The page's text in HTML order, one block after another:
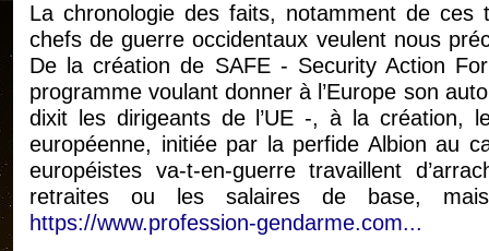
La chronologie des faits, notamment de ces
chefs de guerre occidentaux veulent nous
De la création de SAFE - Security Action
programme voulant donner à l’Europe son
dixit les dirigeants de l’UE -, à la création,
européenne, initiée par la perfide Albion au
européistes va-t-en-guerre travaillent
retraites ou les salaires de base,
https://www.profession-gendarme.com...